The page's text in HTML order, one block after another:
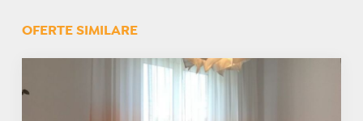
OFERTE SIMILARE